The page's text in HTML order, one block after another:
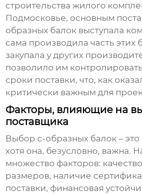
строительства жилого
Подмосковье, основным
образных балок выступала
сама производила часть этих
закупала у других
позволило им
сроки поставки, что, как
критически важным для
Факторы, влияющие на
поставщика
Выбор с-образных балок –
хотя она, безусловно, важна.
множество факторов:
размеров, наличие
поставки, финансовая